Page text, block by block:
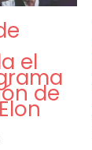
el
de